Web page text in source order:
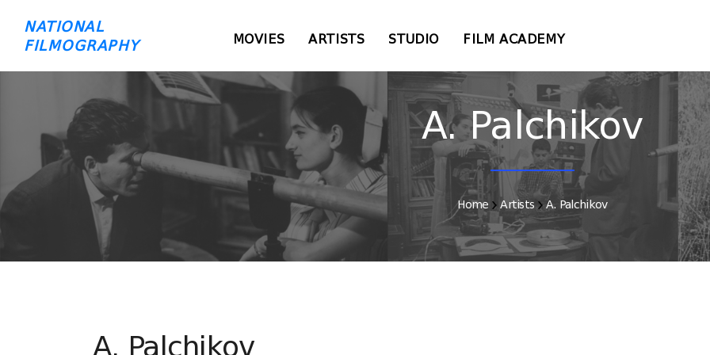
NATIONAL
FILMOGRAPHY
MOVIES ARTISTS STUDIO FILM ACADEMY
A. Palchikov
Home Artists A. Palchikov
A. Palchikov